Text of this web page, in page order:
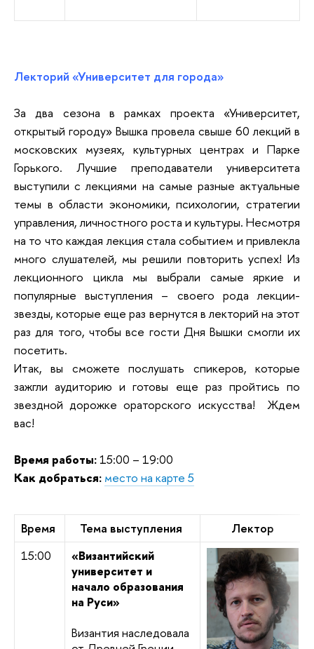
Лекторий «Университет для города»
За два сезона в рамках проекта «Университет,
открытый городу» Вышка провела свыше 60 лекций в
московских музеях, культурных центрах и Парке
Горького. Лучшие преподаватели университета
выступили с лекциями на самые разные актуальные
темы в области экономики, психологии, стратегии
управления, личностного роста и культуры. Несмотря
на то что каждая лекция стала событием и привлекла
много слушателей, мы решили повторить успех! Из
лекционного цикла мы выбрали самые яркие и
популярные выступления – своего рода лекции-
звезды, которые еще раз вернутся в лекторий на этот
раз для того, чтобы все гости Дня Вышки смогли их
посетить.
Итак, вы сможете послушать спикеров, которые
зажгли аудиторию и готовы еще раз пройтись по
звездной дорожке ораторского искусства! Ждем
вас!
Время работы:15:00 – 19:00
Как добраться: место на карте 5
Время Тема выступления
Лектор
15:00
«Византийский
университет и
начало образования
на Руси»
Византия наследовала